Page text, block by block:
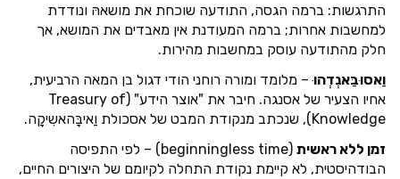
התרגשות: ברמה הגסה, התודעה שוכחת את מושאהּ ונודדת
למחשבות אחרות; ברמה המעודנת אין מאבדים את המושא, אך
חלק מהתודעה עוסק במחשבות מהירות.
וַאסוּבַּאנְדְהוּ– מלומד ומורה רוחני הודי דגול בן המאה הרביעית,
אחיו הצעיר של אסנגה. חיבר את "אוצר הידע" (Treasury of
Knowledge), שנכתב מנקודת המבט של אסכולת וַאיבָּהאשִיקָה.
זמן ללא ראשית
(beginningless time) – לפי התפיסה
הבודהיסטית, לא קיימת נקודת התחלה לקיומם של היצורים החיים,